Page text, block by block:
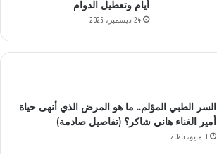
أيام وتعطيل الدوام
24 ديسمبر، 2025
السر الطبي المؤلم.. ما هو المرض الذي أنهى حياة
أمير الغناء هاني شاكر؟ (تفاصيل صادمة)
3 مايو، 2026